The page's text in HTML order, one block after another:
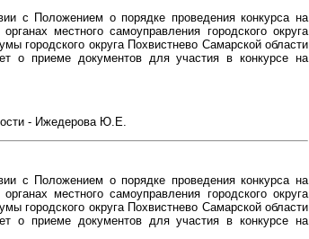
с Положением о порядке проведения конкурса на
местного самоуправления городского округа
городского округа Похвистнево Самарской области
о приеме документов для участия в конкурсе на
- Ижедерова Ю.Е.
с Положением о порядке проведения конкурса на
местного самоуправления городского округа
городского округа Похвистнево Самарской области
о приеме документов для участия в конкурсе на